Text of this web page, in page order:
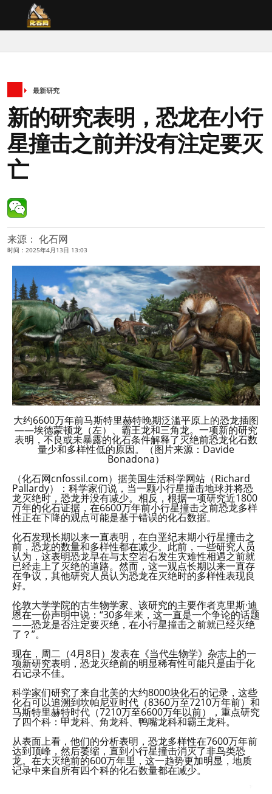
最新研究
新的研究表明，恐龙在小行
星撞击之前并没有注定要灭
亡
来源： 化石网
时间：2025年4月13日 13:03
大约6600万年前马斯特里赫特晚期泛滥平原上的恐龙插图
——埃德蒙顿龙（左）、霸王龙和三角龙。一项新的研究
表明，不良或未暴露的化石条件解释了灭绝前恐龙化石数
量少和多样性低的原因。（图片来源：Davide
Bonadona）
（化石网cnfossil.com）据美国生活科学网站（Richard
Pallardy）：科学家们说，当一颗小行星撞击地球并将恐
龙灭绝时，恐龙并没有减少。相反，根据一项研究近1800
万年的化石证据，在6600万年前小行星撞击之前恐龙多样
性正在下降的观点可能是基于错误的化石数据。
化石发现长期以来一直表明，在白垩纪末期小行星撞击之
前，恐龙的数量和多样性都在减少。此前，一些研究人员
认为，这表明恐龙早在与太空岩石发生灾难性相遇之前就
已经走上了灭绝的道路。然而，这一观点长期以来一直存
在争议，其他研究人员认为恐龙在灭绝时的多样性表现良
好。
伦敦大学学院的古生物学家、该研究的主要作者克里斯·迪
恩在一份声明中说：“30多年来，这一直是一个争论的话题
——恐龙是否注定要灭绝，在小行星撞击之前就已经灭绝
了？”。
现在，周二（4月8日）发表在《当代生物学》杂志上的一
项新研究表明，恐龙灭绝前的明显稀有性可能只是由于化
石记录不佳。
科学家们研究了来自北美的大约8000块化石的记录，这些
化石可以追溯到坎帕尼亚时代（8360万至7210万年前）和
马斯特里赫特时代（7210万至6600万年以前），重点研究
了四个科：甲龙科、角龙科、鸭嘴龙科和霸王龙科。
从表面上看，他们的分析表明，恐龙多样性在7600万年前
达到顶峰，然后萎缩，直到小行星撞击消灭了非鸟类恐
龙。在大灭绝前的600万年里，这一趋势更加明显，地质
记录中来自所有四个科的化石数量都在减少。